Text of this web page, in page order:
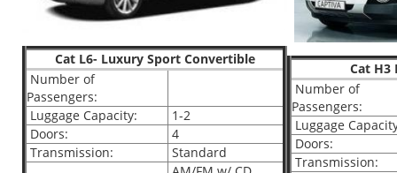
Cat L6- Luxury Sport Convertible
Number of
Passengers:
Luggage Capacity:
1-2
Doors:
4
Transmission:
Standard
Cat H3
Number of
Passengers:
Luggage
Doors:
Transmission: